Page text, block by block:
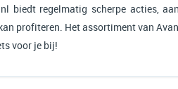
biedt regelmatig scherpe acties,
profiteren. Het assortiment van
voor je bij!